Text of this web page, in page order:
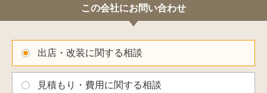
この会社にお問い合わせ
出店・改装に関する相談
見積もり・費用に関する相談